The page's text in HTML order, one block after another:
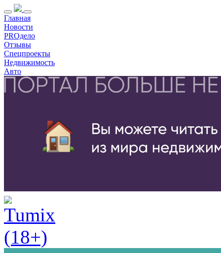
Главная
Новости
PROдело
Отзывы
Спецпроекты
Недвижимость
Авто